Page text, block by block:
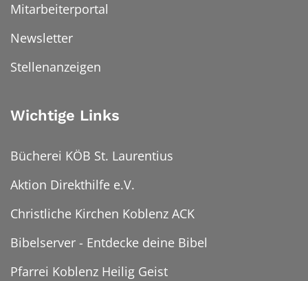
Mitarbeiterportal
Newsletter
Stellenanzeigen
Wichtige Links
Bücherei KÖB St. Laurentius
Aktion Direkthilfe e.V.
Christliche Kirchen Koblenz ACK
Bibelserver - Entdecke deine Bibel
Pfarrei Koblenz Heilig Geist